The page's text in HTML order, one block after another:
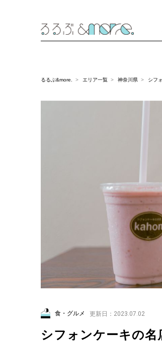
るるぶ&more. エリア一覧 神奈川県 シフ
食・グルメ 更新日：2023.07.02
シフォンケーキの